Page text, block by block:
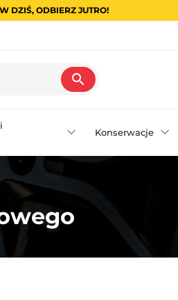
DZIŚ, ODBIERZ JUTRO!
search
Konserwacje